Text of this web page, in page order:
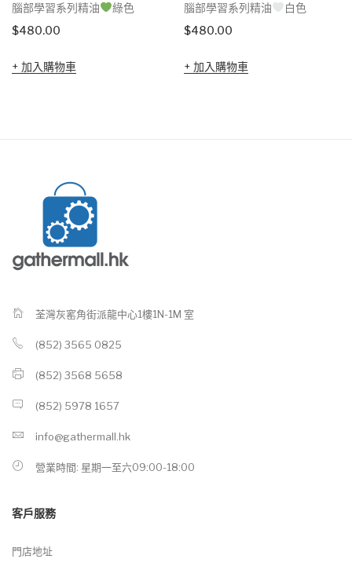
腦部學習系列精油
綠色
$480.00
加入購物車
腦部學習系列精油
白色
$480.00
加入購物車
荃灣灰窰角街派龍中心1樓1N-1M 室
(852) 3565 0825
(852) 3568 5658
(852) 5978 1657
info@gathermall.hk
營業時間: 星期一至六09:00-18:00
客戶服務
門店地址